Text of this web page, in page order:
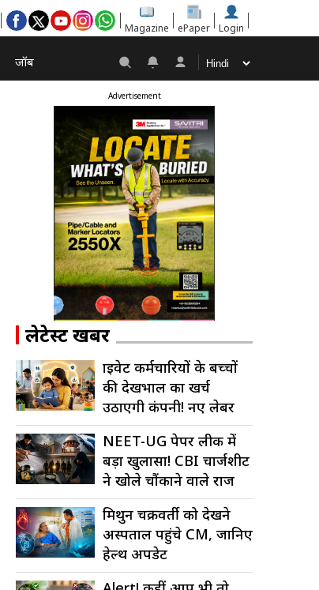
Magazine ePaper Login
जॉब
Advertisement
लेटेस्ट खबरें
प्राइवेट कर्मचारियों के बच्चों
की देखभाल का खर्च
उठाएगी कंपनी! नए लेबर
कोड में बड़ा...
NEET-UG पेपर लीक में
बड़ा खुलासा! CBI चार्जशीट
ने खोले चौंकाने वाले राज
मिथुन चक्रवर्ती को देखने
अस्पताल पहुंचे CM, जानिए
हेल्थ अपडेट